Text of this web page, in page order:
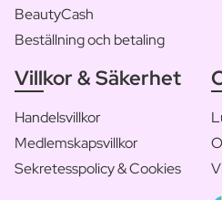
BeautyCash
Beställning och betaling
Villkor & Säkerhet
Handelsvillkor
Medlemskapsvillkor
Sekretesspolicy & Cookies